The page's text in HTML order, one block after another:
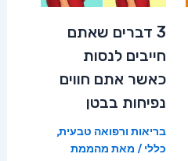
3 דברים שאתם
חייבים לנסות
כאשר אתם חווים
נפיחות בבטן
בריאות ורפואה טבעית,
כללי / מאת מהממת